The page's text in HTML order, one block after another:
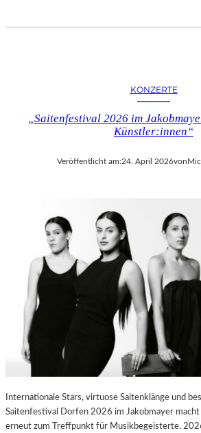
KONZERTE
„Saitenfestival 2026 im
Künstler:innen“
Veröffentlicht am:24. April 2026von
Internationale Stars, virtuose Saitenklänge und
Saitenfestival Dorfen 2026 im Jakobmayer
erneut zum Treffpunkt für Musikbegeisterte.